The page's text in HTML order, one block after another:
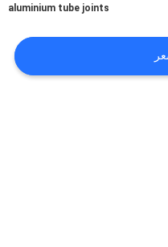
aluminium tube joints